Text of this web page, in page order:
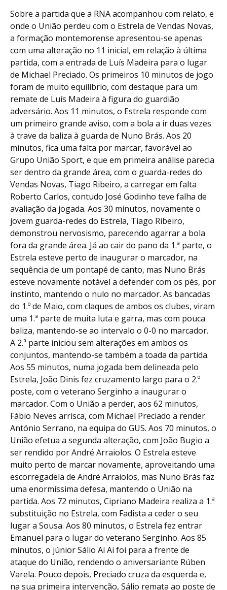
Sobre a partida que a RNA acompanhou com relato, e
onde o União perdeu com o Estrela de Vendas Novas,
a formação montemorense apresentou-se apenas
com uma alteração no 11 inicial, em relação à última
partida, com a entrada de Luís Madeira para o lugar
de Michael Preciado. Os primeiros 10 minutos de jogo
foram de muito equilíbrio, com destaque para um
remate de Luís Madeira à figura do guardião
adversário. Aos 11 minutos, o Estrela responde com
um primeiro grande aviso, com a bola a ir duas vezes
à trave da baliza à guarda de Nuno Brás. Aos 20
minutos, fica uma falta por marcar, favorável ao
Grupo União Sport, e que em primeira análise parecia
ser dentro da grande área, com o guarda-redes do
Vendas Novas, Tiago Ribeiro, a carregar em falta
Roberto Carlos, contudo José Godinho teve falha de
avaliação da jogada. Aos 30 minutos, novamente o
jovem guarda-redes do Estrela, Tiago Ribeiro,
demonstrou nervosismo, parecendo agarrar a bola
fora da grande área. Já ao cair do pano da 1.ª parte, o
Estrela esteve perto de inaugurar o marcador, na
sequência de um pontapé de canto, mas Nuno Brás
esteve novamente notável a defender com os pés, por
instinto, mantendo o nulo no marcador. As bancadas
do 1.º de Maio, com claques de ambos os clubes, viram
uma 1.ª parte de muita luta e garra, mas com pouca
baliza, mantendo-se ao intervalo o 0-0 no marcador.
A 2.ª parte iniciou sem alterações em ambos os
conjuntos, mantendo-se também a toada da partida.
Aos 55 minutos, numa jogada bem delineada pelo
Estrela, João Dinis fez cruzamento largo para o 2.º
poste, com o veterano Serginho a inaugurar o
marcador. Com o União a perder, aos 62 minutos,
Fábio Neves arrisca, com Michael Preciado a render
António Serrano, na equipa do GUS. Aos 70 minutos, o
União efetua a segunda alteração, com João Bugio a
ser rendido por André Arraiolos. O Estrela esteve
muito perto de marcar novamente, aproveitando uma
escorregadela de André Arraiolos, mas Nuno Brás faz
uma enormíssima defesa, mantendo o União na
partida. Aos 72 minutos, Cipriano Madeira realiza a 1.ª
substituição no Estrela, com Fadista a ceder o seu
lugar a Sousa. Aos 80 minutos, o Estrela fez entrar
Emanuel para o lugar do veterano Serginho. Aos 85
minutos, o júnior Sálio Ai Ai foi para a frente de
ataque do União, rendendo o aniversariante Rúben
Varela. Pouco depois, Preciado cruza da esquerda e,
na sua primeira intervenção, Sálio remata ao poste de